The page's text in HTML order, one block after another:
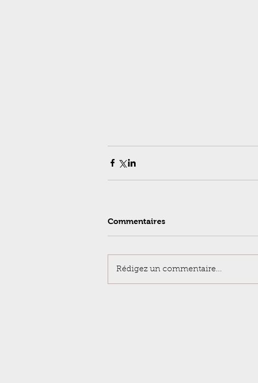
Commentaires
Rédigez un commentaire...